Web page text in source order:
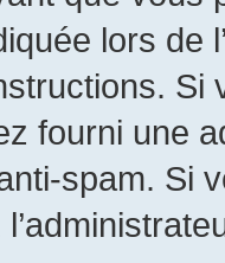
lors de
Si
fourni une
spam. Si